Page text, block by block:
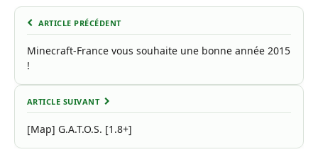
ARTICLE PRÉCÉDENT
Minecraft-France vous souhaite une bonne année 2015
!
ARTICLE SUIVANT
[Map] G.A.T.O.S. [1.8+]